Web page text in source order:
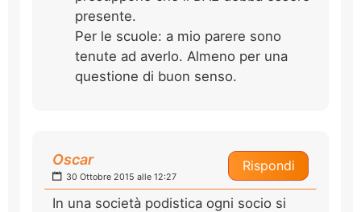
presente.
Per le scuole: a mio parere sono
tenute ad averlo. Almeno per una
questione di buon senso.
Rispondi
Oscar
30 Ottobre 2015 alle 12:27
In una società podistica ogni socio si